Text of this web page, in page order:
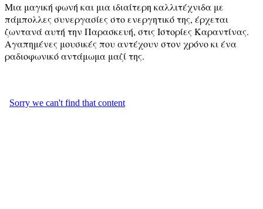
Μια μαγική φωνή και μια ιδιαίτερη καλλιτέχνιδα με
πάμπολλες συνεργασίες στο ενεργητικό της, έρχεται
ζωντανά αυτή την Παρασκευή, στις Ιστορίες Καραντίνας.
Αγαπημένες μουσικές που αντέχουν στον χρόνο κι ένα
ραδιοφωνικό αντάμωμα μαζί της.